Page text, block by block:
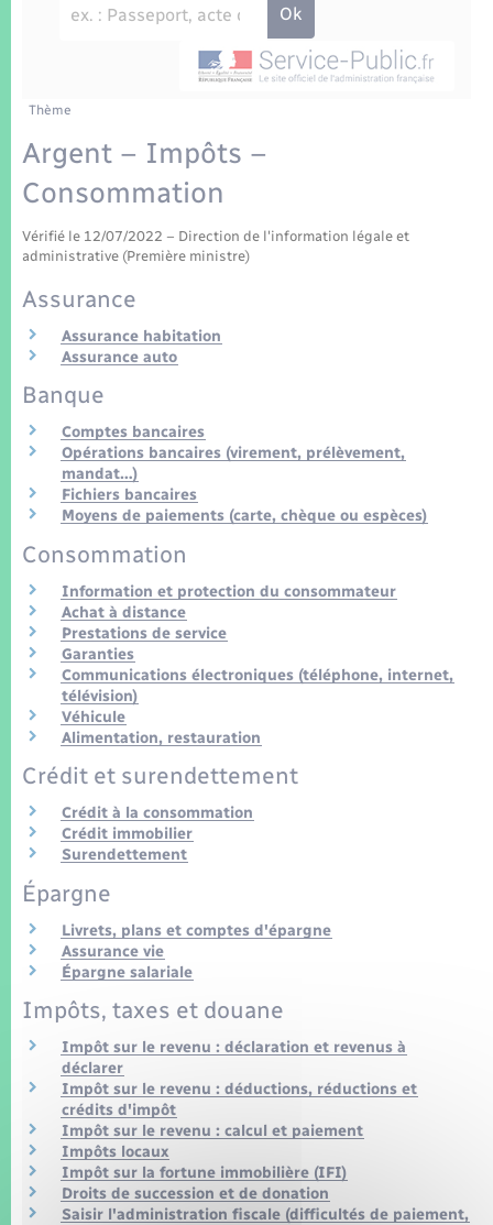
Etat-civil - Papiers - Citoyenneté
Parrainage civil
Recensement
Loisirs
Nouvel habitant
Numérique
Sécurité - Prévention
Seniors
Transports
Transports scolaires
Voirie et espace public
Travaux - Autorisation d’occupation de l’espace
Plan interactif
Présentation de la commune
Patrimoine – Histoire
Publications
La Communauté de communes
Thème
Argent – Impôts –
Consommation
Vérifié le 12/07/2022 – Direction de l'information légale et
administrative (Première ministre)
Assurance
Assurance habitation
Assurance auto
Banque
Comptes bancaires
Opérations bancaires (virement, prélèvement,
mandat…)
Fichiers bancaires
Moyens de paiements (carte, chèque ou espèces)
Consommation
Information et protection du consommateur
Achat à distance
Prestations de service
Garanties
Communications électroniques (téléphone, internet,
télévision)
Véhicule
Alimentation, restauration
Crédit et surendettement
Crédit à la consommation
Crédit immobilier
Surendettement
Épargne
Livrets, plans et comptes d'épargne
Assurance vie
Épargne salariale
Impôts, taxes et douane
Impôt sur le revenu : déclaration et revenus à
déclarer
Impôt sur le revenu : déductions, réductions et
crédits d'impôt
Impôt sur le revenu : calcul et paiement
Impôts locaux
Impôt sur la fortune immobilière (IFI)
Droits de succession et de donation
Saisir l'administration fiscale (difficultés de paiement,